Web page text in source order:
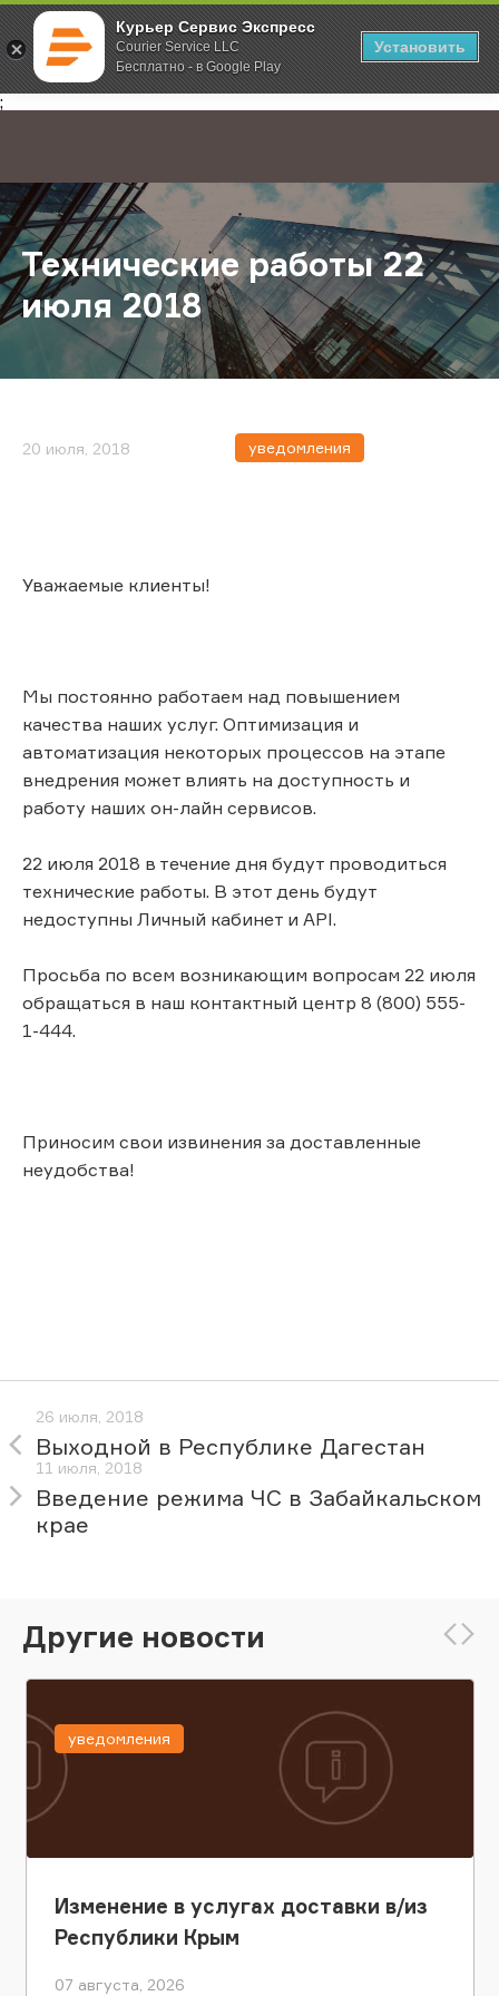
Курьер Сервис Экспресс
Courier Service LLC
Бесплатно - в Google Play
Установить
;
Главная О компании Новости Технические работы 22 июля
Технические работы 22
июля 2018
20 июля, 2018 уведомления
Уважаемые клиенты!
Мы постоянно работаем над повышением
качества наших услуг. Оптимизация и
автоматизация некоторых процессов на этапе
внедрения может влиять на доступность и
работу наших он-лайн сервисов.
22 июля 2018 в течение дня будут проводиться
технические работы. В этот день будут
недоступны Личный кабинет и API.
Просьба по всем возникающим вопросам 22 июля
обращаться в наш контактный центр 8 (800) 555-
1-444.
Приносим свои извинения за доставленные
неудобства!
26 июля, 2018
Выходной в Республике Дагестан
11 июля, 2018
Введение режима ЧС в Забайкальском
крае
Другие новости
Изменение в услугах доставки в/из
Республики Крым
07 августа, 2026
уведомления